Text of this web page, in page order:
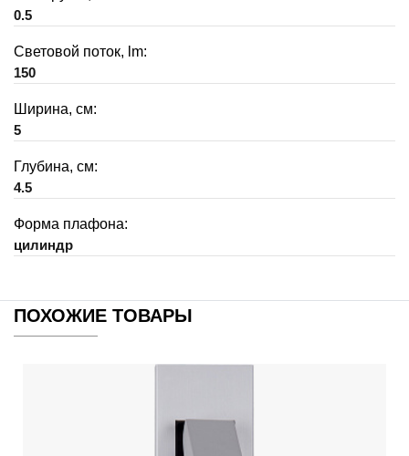
0.5
Световой поток, lm:
150
Ширина, см:
5
Глубина, см:
4.5
Форма плафона:
цилиндр
ПОХОЖИЕ ТОВАРЫ